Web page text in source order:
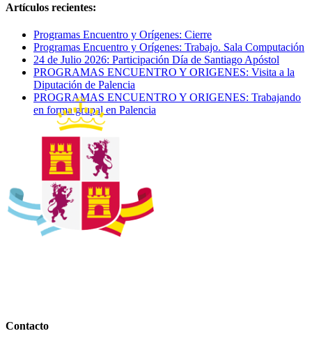
Artículos recientes:
Programas Encuentro y Orígenes: Cierre
Programas Encuentro y Orígenes: Trabajo. Sala Computación
24 de Julio 2026: Participación Día de Santiago Apóstol
PROGRAMAS ENCUENTRO Y ORIGENES: Visita a la
Diputación de Palencia
PROGRAMAS ENCUENTRO Y ORIGENES: Trabajando
en forma grupal en Palencia
Contacto